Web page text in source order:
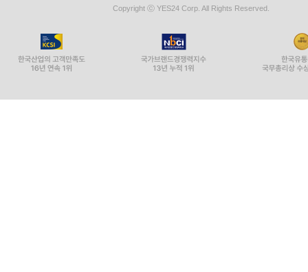
Copyright ⓒ YES24 Corp. All Rights Reserved.